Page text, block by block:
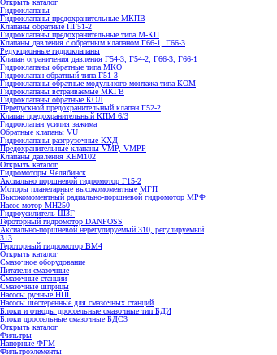
Гидроклапаны
Гидроклапаны предохранительные МКПВ
Клапаны обратные ПГ51-2
Гидроклапаны предохранительные типа М-КП
Клапаны давления с обратным клапаном Г66-1, Г66-3
Редукционные гидроклапаны
Клапан ограничения давления Г54-3, Г54-2, Г66-3, Г66-1
Гидроклапаны обратные типа МКО
Гидроклапан обратный типа Г51-3
Гидроклапаны обратные модульного монтажа типа КОМ
Гидроклапаны встраиваемые МКГВ
Гидроклапаны обратные КОЛ
Перепускной предохранительный клапан Г52-2
Клапан предохранительный КПМ 6/3
Гидроклапан усилия зажима
Обратные клапаны VU
Гидроклапаны разгрузочные КХД
Предохранительные клапаны VMP, VMPP
Клапаны давления КЕМ102
Открыть каталог
Гидромоторы Челябинск
Аксиально поршневой гидромотор Г15-2
Моторы планетарные высокомоментные МГП
Высокомоментный радиально-поршневой гидромотор МРФ
Насос-мотор МН250
Гидроусилитель ШЗГ
Героторный гидромотор DANFOSS
Аксиально-поршневой нерегулируемый 310, регулируемый
313
Героторный гидромотор ВМ4
Открыть каталог
Смазочное оборудование
Питатели смазочные
Смазочные станции
Смазочные шприцы
Насосы ручные НПГ
Насосы шестеренные для смазочных станций
Блоки и отводы дроссельные смазочные тип БДИ
Блоки дроссельные смазочные БДС3
Открыть каталог
Фильтры
Напорные ФГМ
Фильтроэлементы